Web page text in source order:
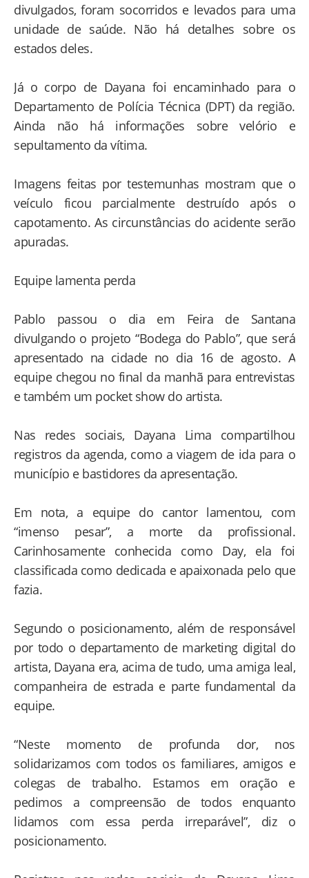
divulgados, foram socorridos e levados para uma
unidade de saúde. Não há detalhes sobre os
estados deles.
Já o corpo de Dayana foi encaminhado para o
Departamento de Polícia Técnica (DPT) da região.
Ainda não há informações sobre velório e
sepultamento da vítima.
Imagens feitas por testemunhas mostram que o
veículo ficou parcialmente destruído após o
capotamento. As circunstâncias do acidente serão
apuradas.
Equipe lamenta perda
Pablo passou o dia em Feira de Santana
divulgando o projeto “Bodega do Pablo”, que será
apresentado na cidade no dia 16 de agosto. A
equipe chegou no final da manhã para entrevistas
e também um pocket show do artista.
Nas redes sociais, Dayana Lima compartilhou
registros da agenda, como a viagem de ida para o
município e bastidores da apresentação.
Em nota, a equipe do cantor lamentou, com
“imenso pesar”, a morte da profissional.
Carinhosamente conhecida como Day, ela foi
classificada como dedicada e apaixonada pelo que
fazia.
Segundo o posicionamento, além de responsável
por todo o departamento de marketing digital do
artista, Dayana era, acima de tudo, uma amiga leal,
companheira de estrada e parte fundamental da
equipe.
“Neste momento de profunda dor, nos
solidarizamos com todos os familiares, amigos e
colegas de trabalho. Estamos em oração e
pedimos a compreensão de todos enquanto
lidamos com essa perda irreparável”, diz o
posicionamento.